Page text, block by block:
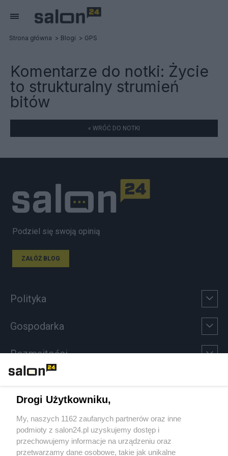
Strona główna Blogi GPS
Komentarze do notki: Życie
to strukturalny strumień
bitów
« WRÓĆ DO NOTKI
Podziel się swoją opinią
ZAŁÓŻ BLOG
Polityka
Gospodarka
Rozmaitości
Sport
Społeczeństwo
Drogi Użytkowniku,
My, naszych 1162 zaufanych partnerów oraz inne
podmioty z salon24.pl uzyskujemy dostęp i
przechowujemy informacje na urządzeniu oraz
przetwarzamy dane osobowe, takie jak unikalne